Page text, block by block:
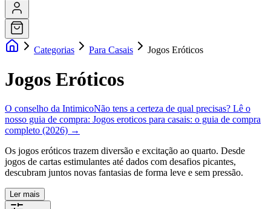
Categorias Para Casais Jogos Eróticos
Jogos Eróticos
O conselho da IntimicoNão tens a certeza de qual precisas? Lê o
nosso guia de compra: Jogos eroticos para casais: o guia de compra
completo (2026) →
Os jogos eróticos trazem diversão e excitação ao quarto. Desde
jogos de cartas estimulantes até dados com desafios picantes,
descubram juntos novas fantasias de forma leve e sem pressão.
Ler mais